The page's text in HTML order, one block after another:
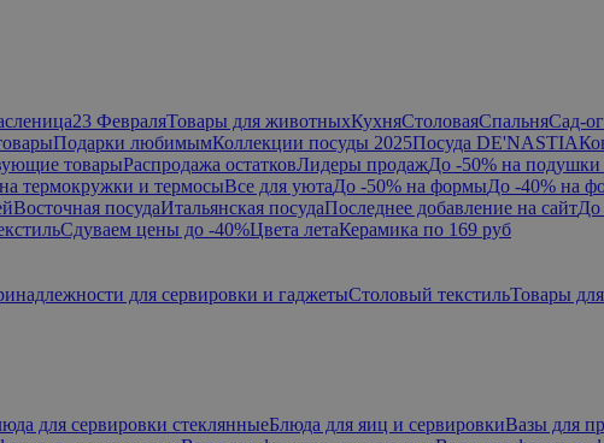
23 ФевраляТовары для животныхКухняСтоловаяСпальняСад-
Подарки любимымКоллекции посуды 2025Посуда DE'NASTIA
товарыРаспродажа остатковЛидеры продажДо -50% на подушки
термокружки и термосыВсе для уютаДо -50% на формыДо -40% на
Восточная посудаИтальянская посудаПоследнее добавление на сайтДо
Сдуваем цены до -40%Цвета летаКерамика по 169 руб
для сервировки и гаджетыСтоловый текстильТовары
для сервировки стеклянныеБлюда для яиц и сервировкиВазы для